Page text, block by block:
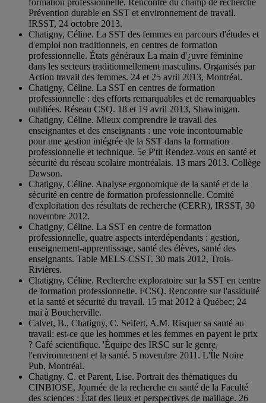
formation professionnelle. Rencontre du champ de recherche
Prévention durable en SST et environnement de travail.
IRSST, 24 octobre 2013.
Chatigny, Céline. La SST des femmes en parcours d'études et
d'emploi non traditionnels, en centres de formation
professionnelle. États généraux La main d'¿uvre féminine
dans les secteurs traditionnellement masculins. Organisés par
Action travail des femmes. 24 et 25 avril 2013, Montréal.
Chatigny, Céline. La SST en centres de formation
professionnelle : des efforts remarquables et de remarquables
oubliées. Réseau CSQ. 18 et 19 avril 2013, Shawinigan.
Chatigny, Céline. Mieux comprendre le travail des
enseignantes et des enseignants : une voie incontournable
pour une gestion intégrée de la SST dans la formation
professionnelle et technique. 5e P'tit Rendez-vous en santé et
sécurité du réseau scolaire montréalais. 13 mars 2013. Collège
Dawson.
Chatigny, Céline. Analyse ergonomique de la santé et de la
sécurité en centre de formation professionnelle. Comité
d'exploitation des résultats de recherche (CERR), IRSST, 30
novembre 2012.
Chatigny, Céline. La SST en centre de formation
professionnelle, quatre aspects interdépendants : gestion,
enseignement-apprentissage, santé des élèves, santé des
enseignants. Table MELS-CSST. 30 mais 2012, Trois-
Rivières.
Chatigny, Céline. Recherche exploratoire sur la SST en centre
de formation professionnelle. FCSQ. Rencontre sur l'assiduité
et la santé et sécurité du travail. 15 mai 2012 à Québec; 24
mai à Boucherville.
Calvet, B., Chatigny, C. Seifert, A.M. Risquer sa santé au
travail: est-ce que les hommes et les femmes en payent le prix
? Café scientifique. 'Équipe des IRSC sur le genre,
l'environnement et la santé. 5 novembre 2011. L'Île Noire
Pub, Montréal.
Chatigny. C. et Parent, Lise. Portrait des thématiques du
CINBIOSE, Journée de la recherche en santé de la Faculté
des sciences : État des lieux et perspectives de maillage. 26